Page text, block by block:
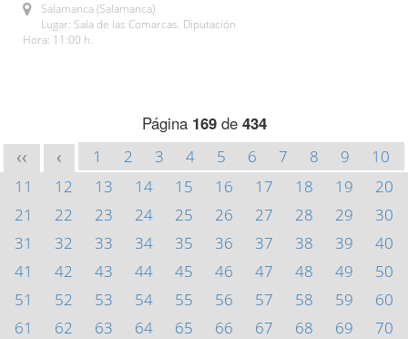
Salamanca (Salamanca)
Lugar: Sala de las Comarcas. Diputación
Hora: 11:00 h.
Página 169de 434
<< < 1 2 3 4 5 6 7 8 9
10
11
12 13 14 15 16 17 18 19
20
21
22 23 24 25 26 27 28 29
30
31
32 33 34 35 36 37 38 39
40
41
42 43 44 45 46 47 48 49
50
51
52 53 54 55 56 57 58 59
60
61
62 63 64 65 66 67 68 69
70